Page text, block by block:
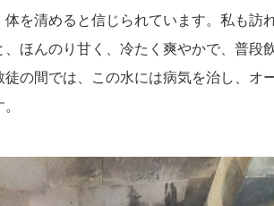
を清めると信じられています。私も訪
ほんのり甘く、冷たく爽やかで、普段
の間では、この水には病気を治し、オ